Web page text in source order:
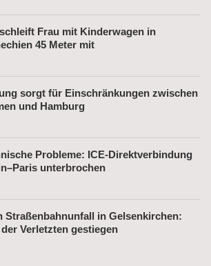
Frau mit Kinderwagen in
45 Meter mit
sorgt für Einschränkungen zwischen
und Hamburg
Probleme: ICE-Direktverbindung
unterbrochen
Straßenbahnunfall in Gelsenkirchen:
Verletzten gestiegen